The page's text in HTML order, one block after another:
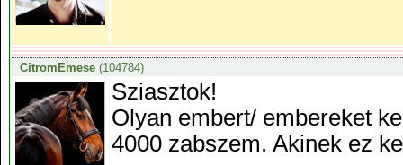
CitromEmese(104784)
Sziasztok!
Olyan embert/ embereket
4000 zabszem. Akinek ez